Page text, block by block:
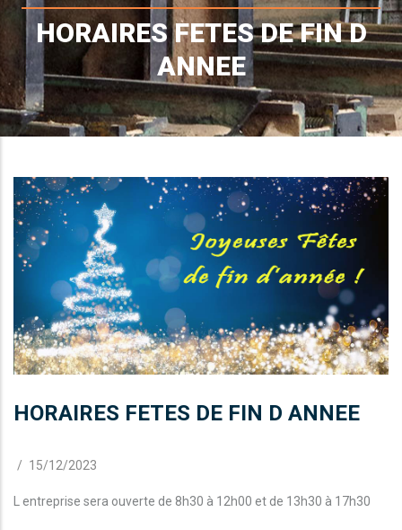
d'Ariane
HORAIRES FETES DE FIN D
ANNEE
HORAIRES FETES DE FIN D ANNEE
/ 15/12/2023
L entreprise sera ouverte de 8h30 à 12h00 et de 13h30 à 17h30